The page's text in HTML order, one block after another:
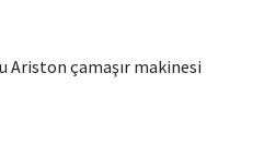
Ariston çamaşır makinesi